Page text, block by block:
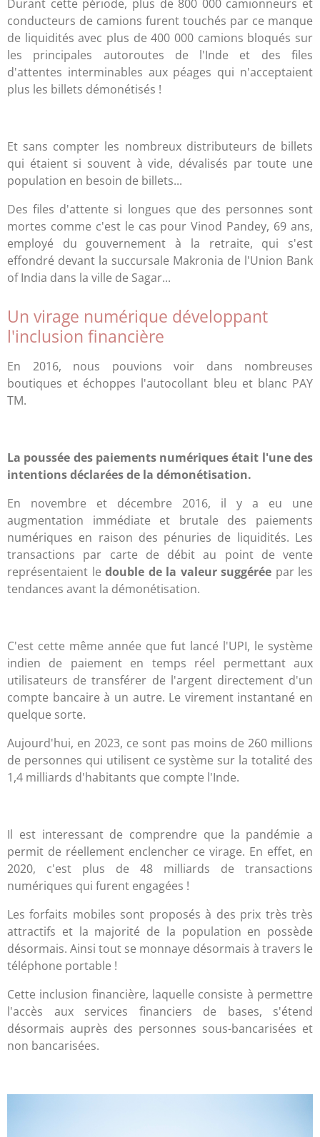
Durant cette période, plus de 800 000 camionneurs et
conducteurs de camions furent touchés par ce manque
de liquidités avec plus de 400 000 camions bloqués sur
les principales autoroutes de l'Inde et des files
d'attentes interminables aux péages qui n'acceptaient
plus les billets démonétisés !
Et sans compter les nombreux distributeurs de billets
qui étaient si souvent à vide, dévalisés par toute une
population en besoin de billets...
Des files d'attente si longues que des personnes sont
mortes comme c'est le cas pour Vinod Pandey, 69 ans,
employé du gouvernement à la retraite, qui s'est
effondré devant la succursale Makronia de l'Union Bank
of India dans la ville de Sagar...
Un virage numérique développant
l'inclusion financière
En 2016, nous pouvions voir dans nombreuses
boutiques et échoppes l'autocollant bleu et blanc PAY
TM.
La poussée des paiements numériques était l'une des
intentions déclarées de la démonétisation.
En novembre et décembre 2016, il y a eu une
augmentation immédiate et brutale des paiements
numériques en raison des pénuries de liquidités. Les
transactions par carte de débit au point de vente
représentaient le double de la valeur suggérée par les
tendances avant la démonétisation.
C'est cette même année que fut lancé l'UPI, le système
indien de paiement en temps réel permettant aux
utilisateurs de transférer de l'argent directement d'un
compte bancaire à un autre. Le virement instantané en
quelque sorte.
Aujourd'hui, en 2023, ce sont pas moins de 260 millions
de personnes qui utilisent ce système sur la totalité des
1,4 milliards d'habitants que compte l'Inde.
Il est interessant de comprendre que la pandémie a
permit de réellement enclencher ce virage. En effet, en
2020, c'est plus de 48 milliards de transactions
numériques qui furent engagées !
Les forfaits mobiles sont proposés à des prix très très
attractifs et la majorité de la population en possède
désormais. Ainsi tout se monnaye désormais à travers le
téléphone portable !
Cette inclusion financière, laquelle consiste à permettre
l'accès aux services financiers de bases, s'étend
désormais auprès des personnes sous-bancarisées et
non bancarisées.